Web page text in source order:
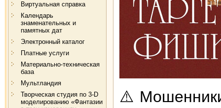
Виртуальная справка
Календарь
знаменательных и
памятных дат
Электронный каталог
Платные услуги
Материально-техническая
база
Мультландия
Творческая студия по 3-D
моделированию «Фантазии
⚠️